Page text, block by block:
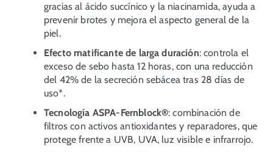
gracias al ácido succínico y la niacinamida, ayuda a
prevenir brotes y mejora el aspecto general de la
piel.
Efecto matificante de larga duración: controla el
exceso de sebo hasta 12 horas, con una reducción
del 42% de la secreción sebácea tras 28 días de
uso*.
Tecnología ASPA-Fernblock®: combinación de
filtros con activos antioxidantes y reparadores, que
protege frente a UVB, UVA, luz visible e infrarrojo.